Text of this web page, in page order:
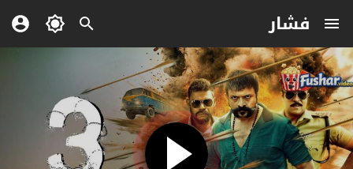
فشار